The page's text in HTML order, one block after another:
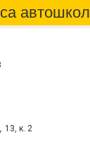
автошкол
13, к. 2